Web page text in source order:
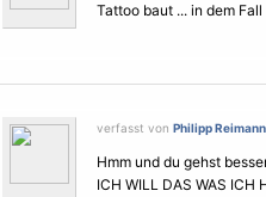
Tattoo baut ... in dem
verfasst von Philipp Reimann
Hmm und du gehst
ICH WILL DAS WAS ICH